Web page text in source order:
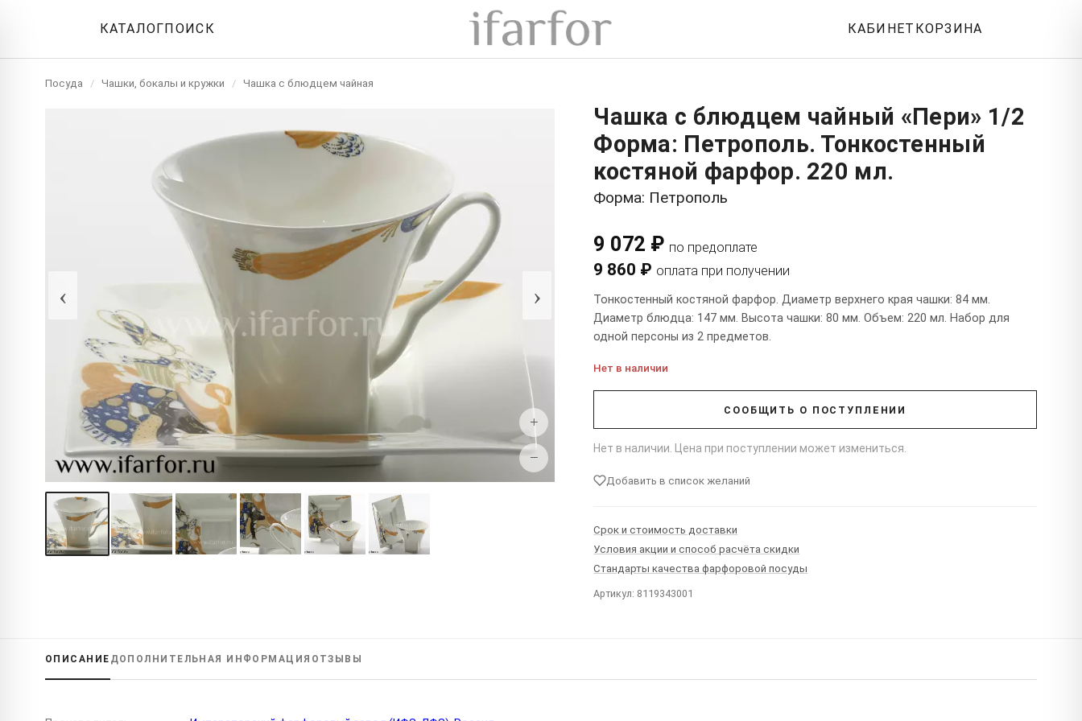
КАТАЛОГПОИСК КАБИНЕТ КОРЗИНА
Посуда / Чашки, бокалы и кружки / Чашка с блюдцем чайная
‹ ›
+
−
Чашка с блюдцем чайный «Пери» 1/2
Форма: Петрополь. Тонкостенный
костяной фарфор. 220 мл.
Форма: Петрополь
9 072 ₽ по предоплате
9 860 ₽ оплата при получении
Тонкостенный костяной фарфор. Диаметр верхнего края чашки: 84 мм.
Диаметр блюдца: 147 мм. Высота чашки: 80 мм. Объем: 220 мл. Набор для
одной персоны из 2 предметов.
Нет в наличии
СООБЩИТЬ О ПОСТУПЛЕНИИ
Нет в наличии. Цена при поступлении может измениться.
Добавить в список желаний
Срок и стоимость доставки
Условия акции и способ расчёта скидки
Стандарты качества фарфоровой посуды
Артикул: 8119343001
ОПИСАНИЕ ДОПОЛНИТЕЛЬНАЯ ИНФОРМАЦИЯ ОТЗЫВЫ